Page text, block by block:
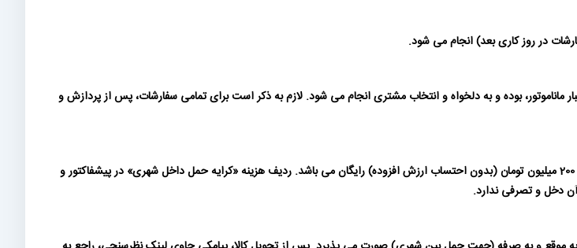
بوده و به دلخواه و انتخاب مشتری انجام می شود. لازم به ذکر است برای تمامی سفارشات، پس از پردازش و
حمل داخل شهری برای سفارشات بیش از 50 میلیون تومان و برای سفارشات شامل الکتروموتور بیش از 200 میلیون تومان (بدون احتساب ارزش افزوده) رایگان می باشد. ردیف هزینه «كرايه حمل داخل شهری» در پیشفاکتور و
دخل و تصرفی ندارد.